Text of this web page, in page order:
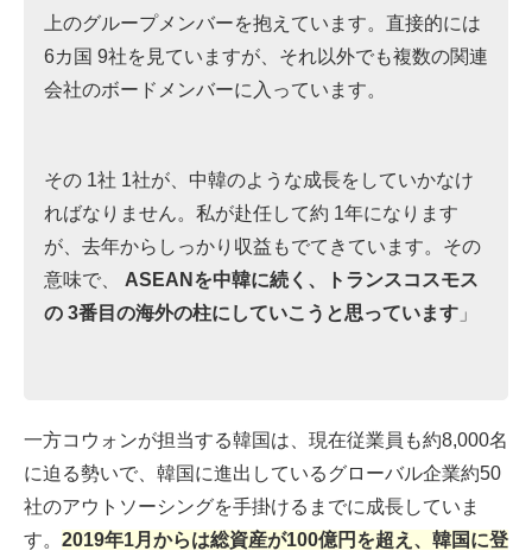
上のグループメンバーを抱えています。直接的には
6カ国 9社を見ていますが、それ以外でも複数の関連
会社のボードメンバーに入っています。
その 1社 1社が、中韓のような成長をしていかなけ
ればなりません。私が赴任して約 1年になります
が、去年からしっかり収益もでてきています。その
意味で、 ASEANを中韓に続く、トランスコスモス
の 3番目の海外の柱にしていこうと思っています 」
一方コウォンが担当する韓国は、現在従業員も約8,000名
に迫る勢いで、韓国に進出しているグローバル企業約50
社のアウトソーシングを手掛けるまでに成長していま
す。 2019年1月からは総資産が100億円を超え、韓国に登